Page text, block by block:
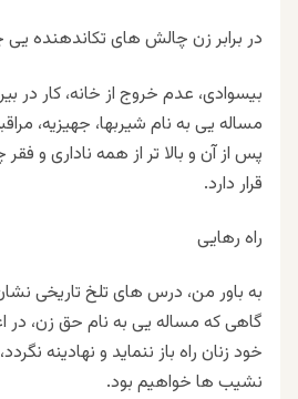
در برابر زن چالش های تکاندهنده
بیسوادی، عدم خروج از خانه، کار در
مساله یی به نام شیربها، جهیزیه،
پس از آن و بالا تر از همه ناداری و
قرار دارد.
راه رهایی
به باور من، درس های تلخ تاریخی
گاهی که مساله یی به نام حق زن، در
خود زنان راه باز ننماید و نهادینه
نشیب ها خواهیم بود.